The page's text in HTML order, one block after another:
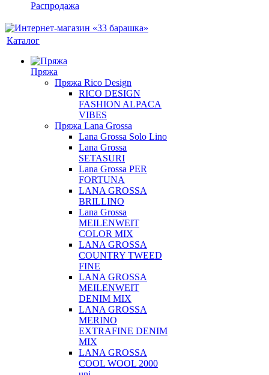
Распродажа
Каталог
Пряжа
Пряжа Rico Design
RICO DESIGN
FASHION ALPACA
VIBES
Пряжа Lana Grossa
Lana Grossa Solo Lino
Lana Grossa
SETASURI
Lana Grossa PER
FORTUNA
LANA GROSSA
BRILLINO
Lana Grossa
MEILENWEIT
COLOR MIX
LANA GROSSA
COUNTRY TWEED
FINE
LANA GROSSA
MEILENWEIT
DENIM MIX
LANA GROSSA
MERINO
EXTRAFINE DENIM
MIX
LANA GROSSA
COOL WOOL 2000